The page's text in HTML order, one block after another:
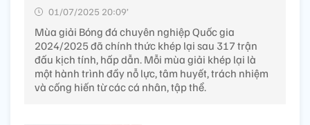
01/07/2025 20:09’
Mùa giải Bóng đá chuyên nghiệp Quốc gia
2024/2025 đã chính thức khép lại sau 317 trận
đấu kịch tính, hấp dẫn. Mỗi mùa giải khép lại là
một hành trình đầy nỗ lực, tâm huyết, trách nhiệm
và cống hiến từ các cá nhân, tập thể.